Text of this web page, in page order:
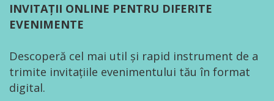
INVITAȚII ONLINE PENTRU DIFERITE
EVENIMENTE
Descoperă cel mai util și rapid instrument de a
trimite invitațiile evenimentului tău în format
digital.